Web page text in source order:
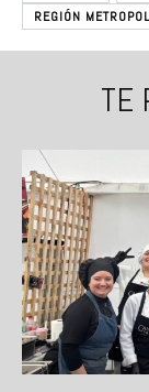
REGIÓN
TE